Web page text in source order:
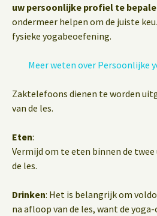
uw persoonlijke profiel te
ondermeer helpen om de juiste
fysieke yogabeoefening.
Meer weten over Persoonlijke
Zaktelefoons dienen te worden
van de les.
Eten:
Vermijd om te eten binnen de twee
de les.
Drinken: Het is belangrijk om
na afloop van de les, want de